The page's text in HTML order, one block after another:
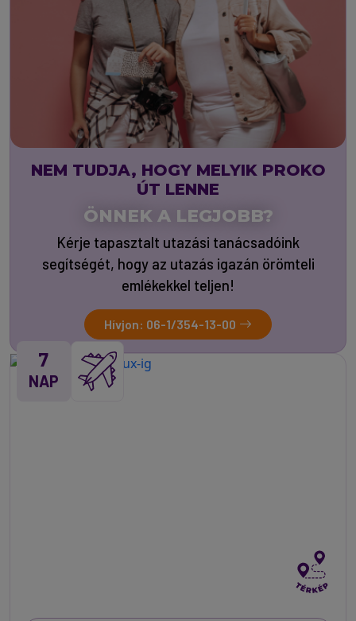
NEM TUDJA, HOGY MELYIK PROKO
ÚT LENNE
ÖNNEK A LEGJOBB?
Kérje tapasztalt utazási tanácsadóink
segítségét, hogy az utazás igazán örömteli
emlékekkel teljen!
Hívjon: 06-1/354-13-00
7
NAP